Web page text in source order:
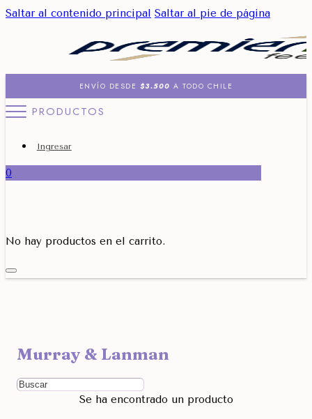
Saltar al contenido principal Saltar al pie de página
ENVÍO DESDE $3.500 A TODO CHILE
PRODUCTOS
Ingresar
0
No hay productos en el carrito.
Filtra por Marcas
Ordenar Por
Murray & Lanman
Se ha encontrado un producto